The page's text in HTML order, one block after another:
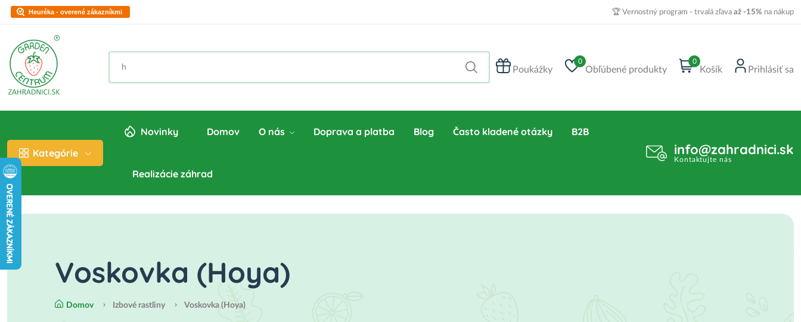
Heuréka - overené zákazníkmi 🏆 Vernostný program - trvalá zľava až -15% na nákup
Poukážky
0
Obľúbené produkty
0
Košík Prihlásiť sa
Kategórie
Novinky Domov O nás Doprava a platba Blog Často kladené otázky B2B
Realizácie záhrad
info@zahradnici.sk
Kontaktujte nás
Voskovka (Hoya)
Domov Izbové rastliny Voskovka (Hoya)